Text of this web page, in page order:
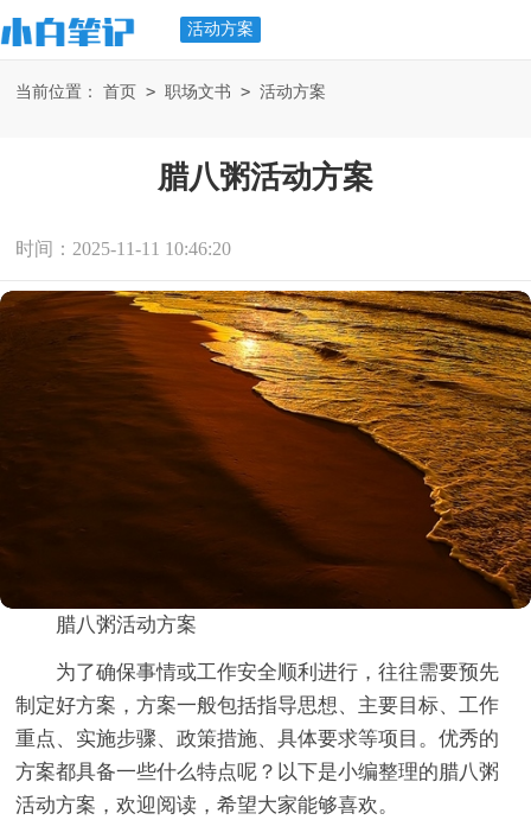
活动方案
当前位置： 首页 > 职场文书 > 活动方案
腊八粥活动方案
时间：2025-11-11 10:46:20
腊八粥活动方案
为了确保事情或工作安全顺利进行，往往需要预先
制定好方案，方案一般包括指导思想、主要目标、工作
重点、实施步骤、政策措施、具体要求等项目。优秀的
方案都具备一些什么特点呢？以下是小编整理的腊八粥
活动方案，欢迎阅读，希望大家能够喜欢。